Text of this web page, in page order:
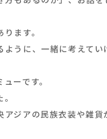
ます。
うに、一緒に考えてい
ーです。
ジアの民族衣装や雑